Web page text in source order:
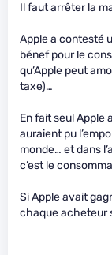
Il faut arrêter la
Apple a contesté
bénef pour le
qu’Apple peut
taxe)…
En fait seul Apple
auraient pu
monde… et dans
c’est le
Si Apple avait
chaque acheteur